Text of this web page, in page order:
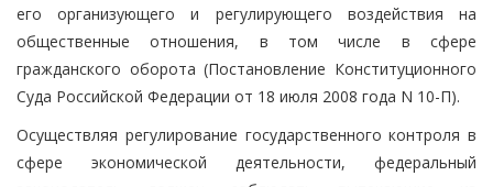
его организующего и регулирующего воздействия на
общественные отношения, в том числе в сфере
гражданского оборота (Постановление Конституционного
Суда Российской Федерации от 18 июля 2008 года N 10-П).
Осуществляя регулирование государственного контроля в
сфере экономической деятельности, федеральный